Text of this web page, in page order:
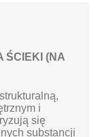
ŚCIEKI (NA
i
się
substancji